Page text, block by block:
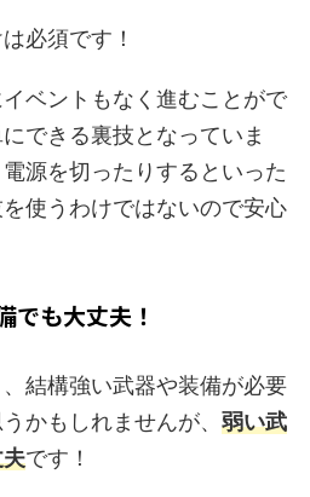
必須です！
ベントもなく進むことがで
できる裏技となっていま
源を切ったりするといった
使うわけではないので安心
でも大丈夫！
結構強い武器や装備が必要
かもしれませんが、 弱い武
です！